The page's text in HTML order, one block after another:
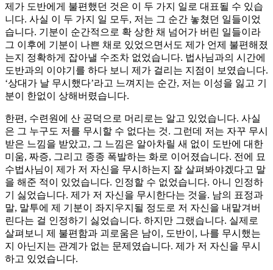
제가 도반에게 불편했던 것은 이 두 가지 일로 대표될 수 있습
니다. 사실 이 두 가지 일 모두, 저는 그 순간 놓쳤던 일들이었
습니다. 기분이 순간적으로 확 상한 채 넘어가 버린 일들이라
그 이후에 기분이 나쁜 채로 있었으면서도 제가 언제 불편해졌
는지 정확하게 잡아낼 수조차 없었습니다. 법사님과의 시간에
도반과의 이야기를 하다 보니 제가 걸리는 지점이 보였습니다.
‘상대가 날 무시했다’라고 느껴지는 순간, 저는 이성을 잃고 기
분이 한없이 상해버렸습니다.
한편, 수련원에 산 공덕으로 머리로는 알고 있었습니다. 사실
은 그 누구도 저를 무시할 수 없다는 것. 그런데 저는 자꾸 무시
받은 느낌을 받았고, 그 느낌은 알아차릴 새 없이 도반에 대한
미움, 짜증, 그리고 종종 폭발하는 화로 이어졌습니다. 전에 묘
수법사님이 제가 저 자신을 무시하는지 잘 살펴봐야겠다고 말
을 해준 적이 있었습니다. 인정할 수 없었습니다. 아니 인정하
기 싫었습니다. 제가 저 자신을 무시한다는 것을. 남의 표정과
말, 말투에 제 기분이 좌지우지될 정도로 저 자신을 내맡겨버
린다는 걸 인정하기 싫었습니다. 하지만 그랬습니다. 실제로
살펴보니 제 불편함과 괴로움은 남이, 도반이, 나를 무시했는
지 아닌지는 관계가 없는 문제였습니다. 제가 저 자신을 무시
하고 있었습니다.